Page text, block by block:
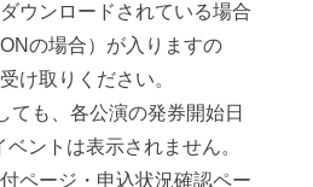
ウンロードされている場合
の場合）が入りますの
け取りください。
ても、各公演の発券開始日
ントは表示されません。
ページ・申込状況確認ペー